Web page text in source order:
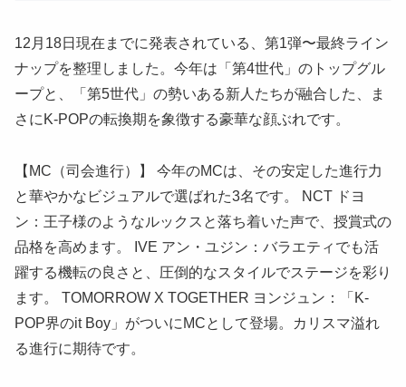
12月18日現在までに発表されている、第1弾〜最終ライン
ナップを整理しました。今年は「第4世代」のトップグル
ープと、「第5世代」の勢いある新人たちが融合した、ま
さにK-POPの転換期を象徴する豪華な顔ぶれです。
【MC（司会進行）】 今年のMCは、その安定した進行力
と華やかなビジュアルで選ばれた3名です。 NCT ドヨ
ン：王子様のようなルックスと落ち着いた声で、授賞式の
品格を高めます。 IVE アン・ユジン：バラエティでも活
躍する機転の良さと、圧倒的なスタイルでステージを彩り
ます。 TOMORROW X TOGETHER ヨンジュン：「K-
POP界のit Boy」がついにMCとして登場。カリスマ溢れ
る進行に期待です。